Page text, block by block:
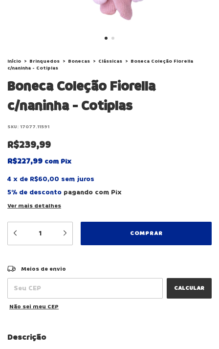
Início > Brinquedos > Bonecas > Clássicas > Boneca Coleção Fiorella
c/naninha - Cotiplas
Boneca Coleção Fiorella
c/naninha - Cotiplas
SKU: 17077.11591
R$239,99
R$227,99 com Pix
4 x de R$60,00 sem juros
5% de desconto pagando com Pix
Ver mais detalhes
Entregas para o CEP:
Meios de envio
CALCULAR
Não sei meu CEP
Descrição